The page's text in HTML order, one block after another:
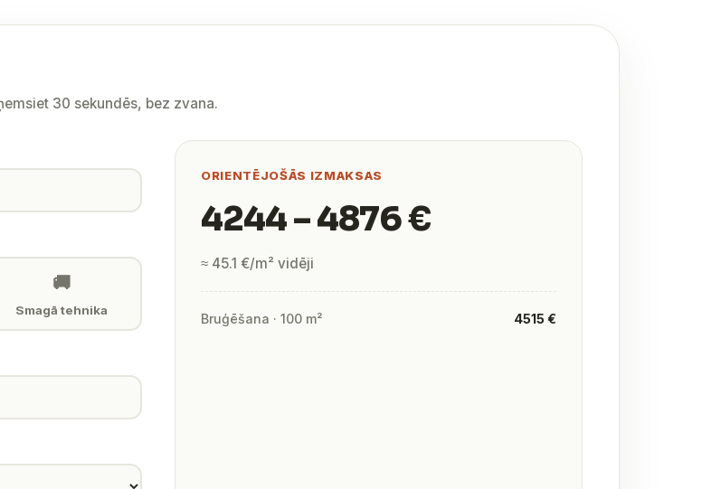
30 sekundēs, bez zvana.
🚚
Smagā tehnika
ORIENTĒJOŠĀS IZMAKSAS
4244 – 4876 €
≈ 45.1 €/m² vidēji
Bruģēšana · 100 m² 4515 €